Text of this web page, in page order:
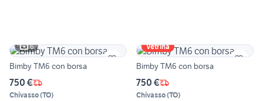
6
Bimby TM6 con borsa
750 €
Chivasso(TO)
Vetrina
Bimby TM6 con borsa
750 €
Chivasso(TO)